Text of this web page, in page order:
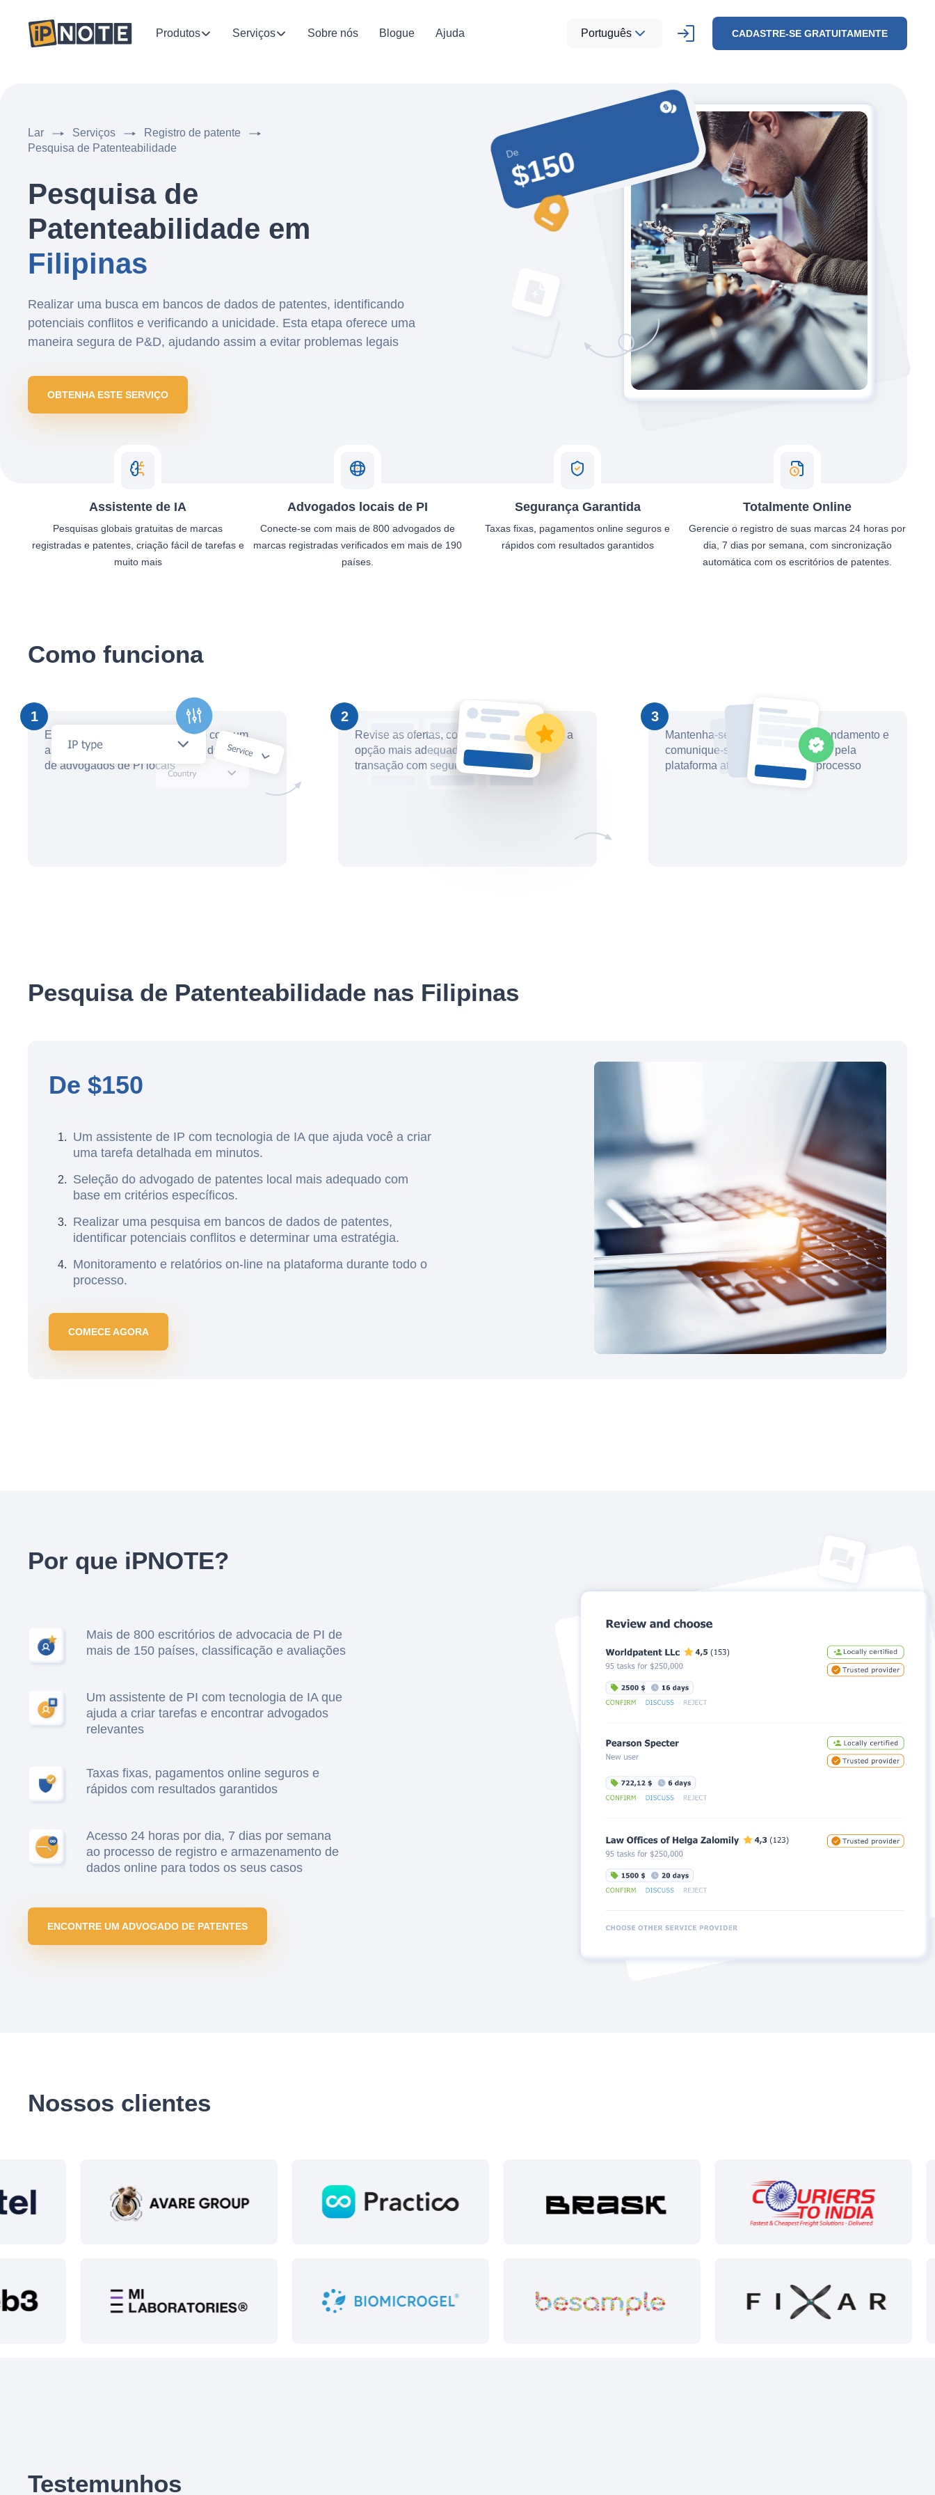
Produtos Serviços Sobre nós Blogue Ajuda Português CADASTRE-SE GRATUITAMENTE
Lar Serviços
Registro de patente
Pesquisa de Patenteabilidade
Pesquisa de
Patenteabilidade em
Filipinas
Realizar uma busca em bancos de dados de patentes, identificando
potenciais conflitos e verificando a unicidade. Esta etapa oferece uma
maneira segura de P&D, ajudando assim a evitar problemas legais
OBTENHA ESTE SERVIÇO
De
$150
Assistente de IA
Pesquisas globais gratuitas de marcas
registradas e patentes, criação fácil de tarefas e
muito mais
Advogados locais de PI
Conecte-se com mais de 800 advogados de
marcas registradas verificados em mais de 190
países.
Segurança Garantida
Taxas fixas, pagamentos online seguros e
rápidos com resultados garantidos
Totalmente Online
Gerencie o registro de suas marcas 24 horas por
dia, 7 dias por semana, com sincronização
automática com os escritórios de patentes.
Como funciona
1
Em minutos, crie uma solicitação com um
assistente de IA e receba ofertas de dezenas
de advogados de PI locais
2
Revise as ofertas, compare-as e selecione a
opção mais adequada. Conclua sua
transação com segurança
3
Mantenha-se informado sobre o andamento e
comunique-se com seu advogado pela
plataforma até a conclusão do processo
Pesquisa de Patenteabilidade nas Filipinas
De $150
Um assistente de IP com tecnologia de IA que ajuda você a criar
uma tarefa detalhada em minutos.
Seleção do advogado de patentes local mais adequado com
base em critérios específicos.
Realizar uma pesquisa em bancos de dados de patentes,
identificar potenciais conflitos e determinar uma estratégia.
Monitoramento e relatórios on-line na plataforma durante todo o
processo.
COMECE AGORA
Por que iPNOTE?
Mais de 800 escritórios de advocacia de PI de
mais de 150 países, classificação e avaliações
Um assistente de PI com tecnologia de IA que
ajuda a criar tarefas e encontrar advogados
relevantes
Taxas fixas, pagamentos online seguros e
rápidos com resultados garantidos
Acesso 24 horas por dia, 7 dias por semana
ao processo de registro e armazenamento de
dados online para todos os seus casos
ENCONTRE UM ADVOGADO DE PATENTES
Nossos clientes